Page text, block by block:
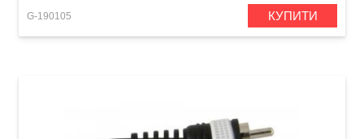
G-190105 КУПИТИ